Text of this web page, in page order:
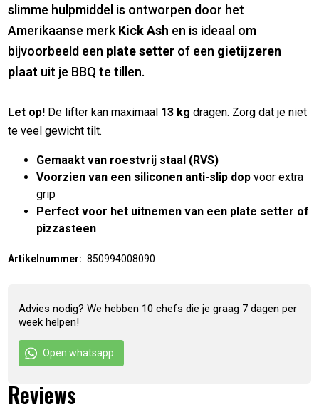
slimme hulpmiddel is ontworpen door het
Amerikaanse merkKick Ash en is ideaal om
bijvoorbeeld een plate setter of een gietijzeren
plaat uit je BBQ te tillen.
Let op! De lifter kan maximaal 13 kg dragen. Zorg dat je niet
te veel gewicht tilt.
Gemaakt van roestvrij staal (RVS)
Voorzien van een siliconen anti-slip dop voor extra
grip
Perfect voor het uitnemen van een plate setter of
pizzasteen
Artikelnummer: 850994008090
Advies nodig? We hebben 10 chefs die je graag 7 dagen per
week helpen!
Open whatsapp
Reviews